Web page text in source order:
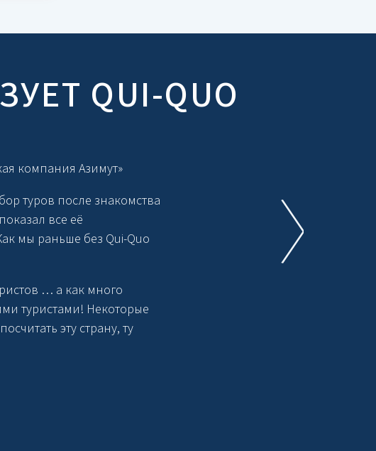
QUI-QUO
компания Азимут»
туров после знакомства
все её
мы раньше без Qui-Quo
… а как много
туристами! Некоторые
эту страну, ту